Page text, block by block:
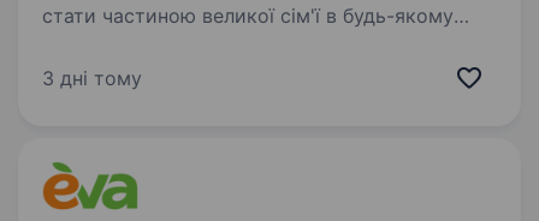
стати частиною великої сім'ї в будь-якому
лідера та будуй кар'єру про яку мрієш!
3 дні тому